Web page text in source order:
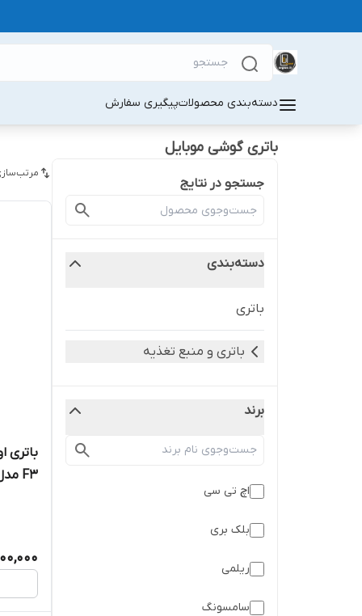
دسته‌بندی محصولاتپیگیری سفارش
باتری گوشی موبایل
جستجو در نتایج
دسته‌بندی
باتری
باتری و منبع تغذیه
برند
اچ تی سی
بلک بری
ریلمی
سامسونگ
F3 مدل BM4Y